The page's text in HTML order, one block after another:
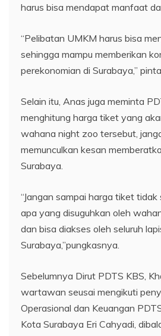
harus bisa mendapat manfaat
“Pelibatan UMKM harus bisa
sehingga mampu memberikan
perekonomian di Surabaya,”
Selain itu, Anas juga meminta
menghitung harga tiket yang
wahana night zoo tersebut,
memunculkan kesan
Surabaya.
“Jangan sampai harga tiket
apa yang disuguhkan oleh
dan bisa diakses oleh seluruh
Surabaya,”pungkasnya.
Sebelumnya Dirut PDTS KBS,
wartawan seusai mengikuti
Operasional dan Keuangan
Kota Surabaya Eri Cahyadi,